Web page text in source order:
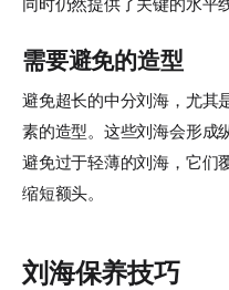
需要避免的造型
避免超长的中分刘海，尤其
素的造型。这些刘海会形成
避免过于轻薄的刘海，它们
缩短额头。
刘海保养技巧